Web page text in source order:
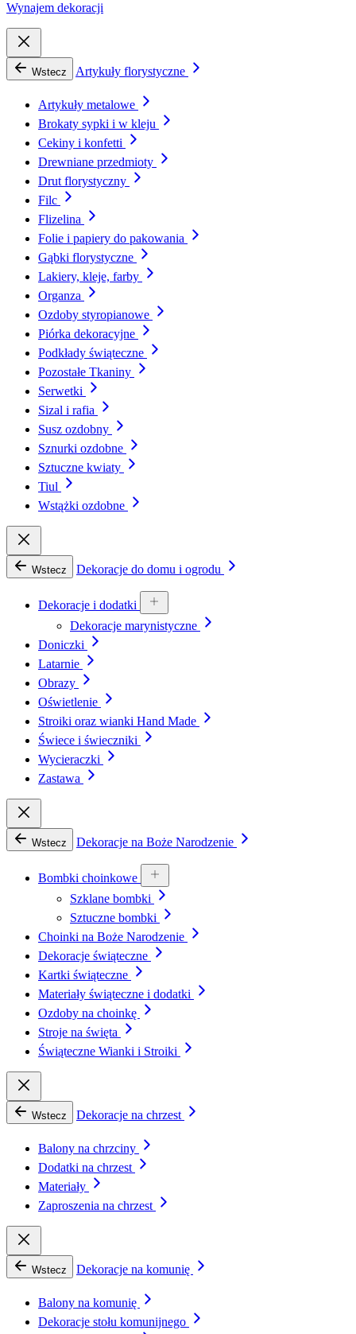
Wynajem dekoracji
Wstecz Artykuły florystyczne
Artykuły metalowe
Brokaty sypki i w kleju
Cekiny i konfetti
Drewniane przedmioty
Drut florystyczny
Filc
Flizelina
Folie i papiery do pakowania
Gąbki florystyczne
Lakiery, kleje, farby
Organza
Ozdoby styropianowe
Piórka dekoracyjne
Podkłady świąteczne
Pozostałe Tkaniny
Serwetki
Sizal i rafia
Susz ozdobny
Sznurki ozdobne
Sztuczne kwiaty
Tiul
Wstążki ozdobne
Wstecz Dekoracje do domu i ogrodu
Dekoracje i dodatki
Dekoracje marynistyczne
Doniczki
Latarnie
Obrazy
Oświetlenie
Stroiki oraz wianki Hand Made
Świece i świeczniki
Wycieraczki
Zastawa
Wstecz Dekoracje na Boże Narodzenie
Bombki choinkowe
Szklane bombki
Sztuczne bombki
Choinki na Boże Narodzenie
Dekoracje świąteczne
Kartki świąteczne
Materiały świąteczne i dodatki
Ozdoby na choinkę
Stroje na święta
Świąteczne Wianki i Stroiki
Wstecz Dekoracje na chrzest
Balony na chrzciny
Dodatki na chrzest
Materiały
Zaproszenia na chrzest
Wstecz Dekoracje na komunię
Balony na komunię
Dekoracje stołu komunijnego